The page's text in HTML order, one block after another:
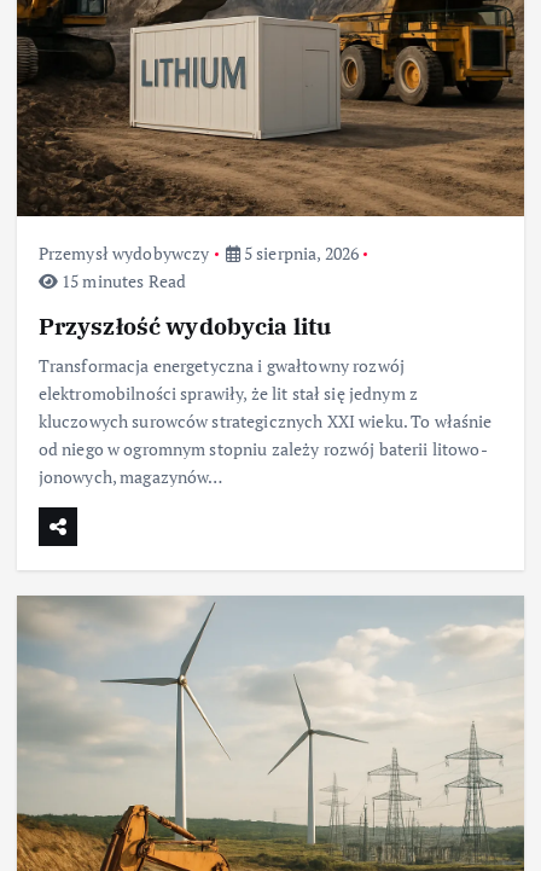
Przemysł wydobywczy
5 sierpnia, 2026
15 minutes Read
Przyszłość wydobycia litu
Transformacja energetyczna i gwałtowny rozwój
elektromobilności sprawiły, że lit stał się jednym z
kluczowych surowców strategicznych XXI wieku. To właśnie
od niego w ogromnym stopniu zależy rozwój baterii litowo-
jonowych, magazynów…